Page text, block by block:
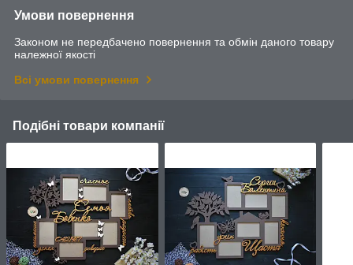
Умови повернення
Законом не передбачено повернення та обмін даного товару
належної якості
Всі умови повернення
Подібні товари компанії